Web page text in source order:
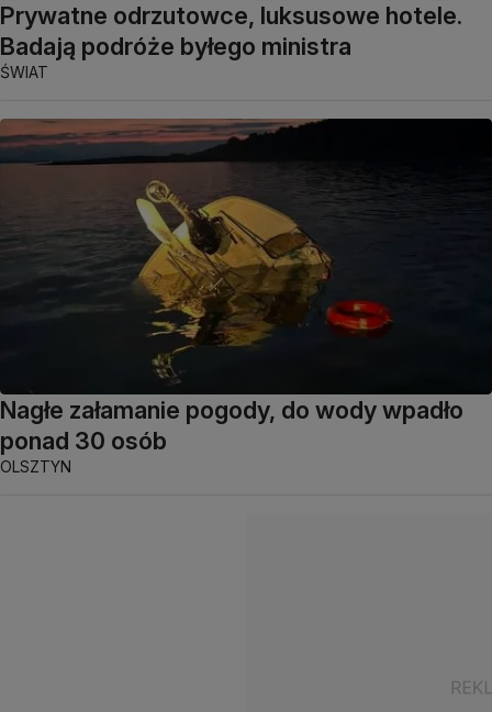
Prywatne odrzutowce, luksusowe hotele.
Badają podróże byłego ministra
ŚWIAT
Nagłe załamanie pogody, do wody wpadło
ponad 30 osób
OLSZTYN